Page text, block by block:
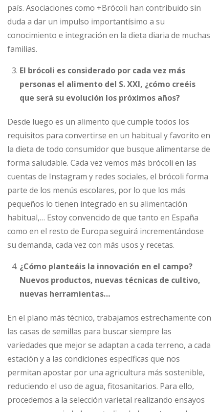
país. Asociaciones como +Brócoli han contribuido sin
duda a dar un impulso importantísimo a su
conocimiento e integración en la dieta diaria de muchas
familias.
El brócoli es considerado por cada vez más
personas el alimento del S. XXI, ¿cómo creéis
que será su evolución los próximos años?
Desde luego es un alimento que cumple todos los
requisitos para convertirse en un habitual y favorito en
la dieta de todo consumidor que busque alimentarse de
forma saludable. Cada vez vemos más brócoli en las
cuentas de Instagram y redes sociales, el brócoli forma
parte de los menús escolares, por lo que los más
pequeños lo tienen integrado en su alimentación
habitual,… Estoy convencido de que tanto en España
como en el resto de Europa seguirá incrementándose
su demanda, cada vez con más usos y recetas.
¿Cómo planteáis la innovación en el campo?
Nuevos productos, nuevas técnicas de cultivo,
nuevas herramientas…
En el plano más técnico, trabajamos estrechamente con
las casas de semillas para buscar siempre las
variedades que mejor se adaptan a cada terreno, a cada
estación y a las condiciones específicas que nos
permitan apostar por una agricultura más sostenible,
reduciendo el uso de agua, fitosanitarios. Para ello,
procedemos a la selección varietal realizando ensayos